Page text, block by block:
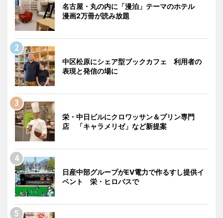
名古屋・丸の内に「漫泊」テーマのホテル
漫画2万冊が読み放題
中区松原にシェア型ブックカフェ 利用者の
表現と発信の場に
栄・中日ビルにクロワッサン＆プリン専門
店 「キャラメリゼ」など新提案
日産中部グループがEV電力で作るすし提供イ
ベント 栄・ヒロバスで